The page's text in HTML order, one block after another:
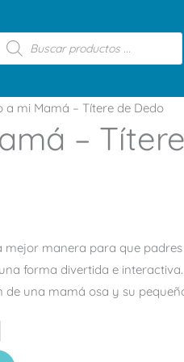
de
a mi Mamá – Títere de Dedo
–
mejor manera para que padres
forma divertida e
una mamá osa y su